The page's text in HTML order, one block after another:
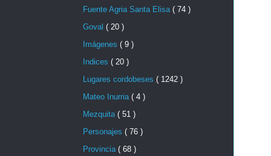
Fuente Agria Santa Elisa ( 74 )
Goval ( 20 )
Imágenes ( 9 )
Indices ( 20 )
Lugares cordobeses ( 1242 )
Mateo Inurria ( 4 )
Mezquita ( 51 )
Personajes ( 76 )
Provincia ( 68 )